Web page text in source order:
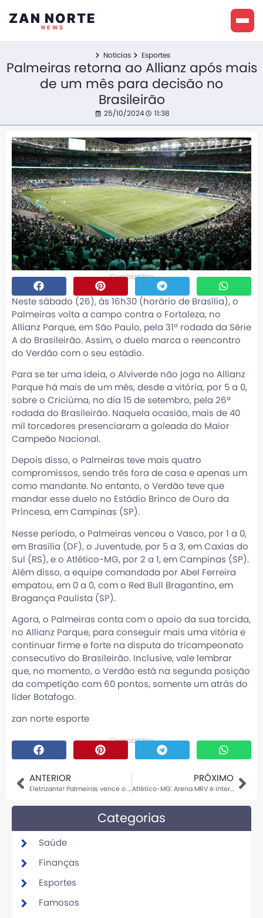
ZAN NORTE
NEWS
Noticias Esportes
Palmeiras retorna ao Allianz após mais
de um mês para decisão no
Brasileirão
25/10/2024 11:38
Compartilhe
Neste sábado (26), às 16h30 (horário de Brasília), o
Palmeiras volta a campo contra o Fortaleza, no
Allianz Parque, em São Paulo, pela 31ª rodada da Série
A do Brasileirão. Assim, o duelo marca o reencontro
do Verdão com o seu estádio.
Para se ter uma ideia, o Alviverde não joga no Allianz
Parque há mais de um mês, desde a vitória, por 5 a 0,
sobre o Criciúma, no dia 15 de setembro, pela 26ª
rodada do Brasileirão. Naquela ocasião, mais de 40
mil torcedores presenciaram a goleada do Maior
Campeão Nacional.
Depois disso, o Palmeiras teve mais quatro
compromissos, sendo três fora de casa e apenas um
como mandante. No entanto, o Verdão teve que
mandar esse duelo no Estádio Brinco de Ouro da
Princesa, em Campinas (SP).
Nesse período, o Palmeiras venceu o Vasco, por 1 a 0,
em Brasília (DF), o Juventude, por 5 a 3, em Caxias do
Sul (RS), e o Atlético-MG, por 2 a 1, em Campinas (SP).
Além disso, a equipe comandada por Abel Ferreira
empatou, em 0 a 0, com o Red Bull Bragantino, em
Bragança Paulista (SP).
Agora, o Palmeiras conta com o apoio da sua torcida,
no Allianz Parque, para conseguir mais uma vitória e
continuar firme e forte na disputa do tricampeonato
consecutivo do Brasileirão. Inclusive, vale lembrar
que, no momento, o Verdão está na segunda posição
da competição com 60 pontos, somente um atrás do
líder Botafogo.
zan norte esporte
Compartilhe
ANTERIOR
Eletrizante! Palmeiras vence o Juventude em jogo de oito gols e show de Veiga
PRÓXIMO
Atlético-MG: Arena MRV é interditada pelo STJD
Categorias
Saúde
Finanças
Esportes
Famosos